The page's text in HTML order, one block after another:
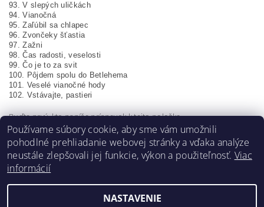
93. V slepých uličkách
94. Vianočná
95. Zaľúbil sa chlapec
96. Zvončeky šťastia
97. Zažni
98. Čas radosti, veselosti
99. Čo je to za svit
100. Pôjdem spolu do Betlehema
101. Veselé vianočné hody
102. Vstávajte, pastieri
Buďte prvý, kto napíše príspevok k tejto položke.
Pridať komentár
Používame súbory cookie, aby sme vám umožnili
pohodlné prehliadanie webovej stránky a vďaka analýze
neustále zlepšovali jej funkcie, výkon a použiteľnosť. Viac
informácií
NASTAVENIE